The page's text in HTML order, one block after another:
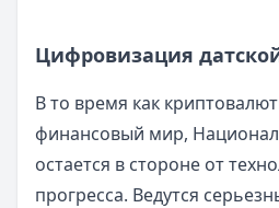
Цифровизация
В то время как
финансовый мир,
остается в стороне от
прогресса. Ведутся